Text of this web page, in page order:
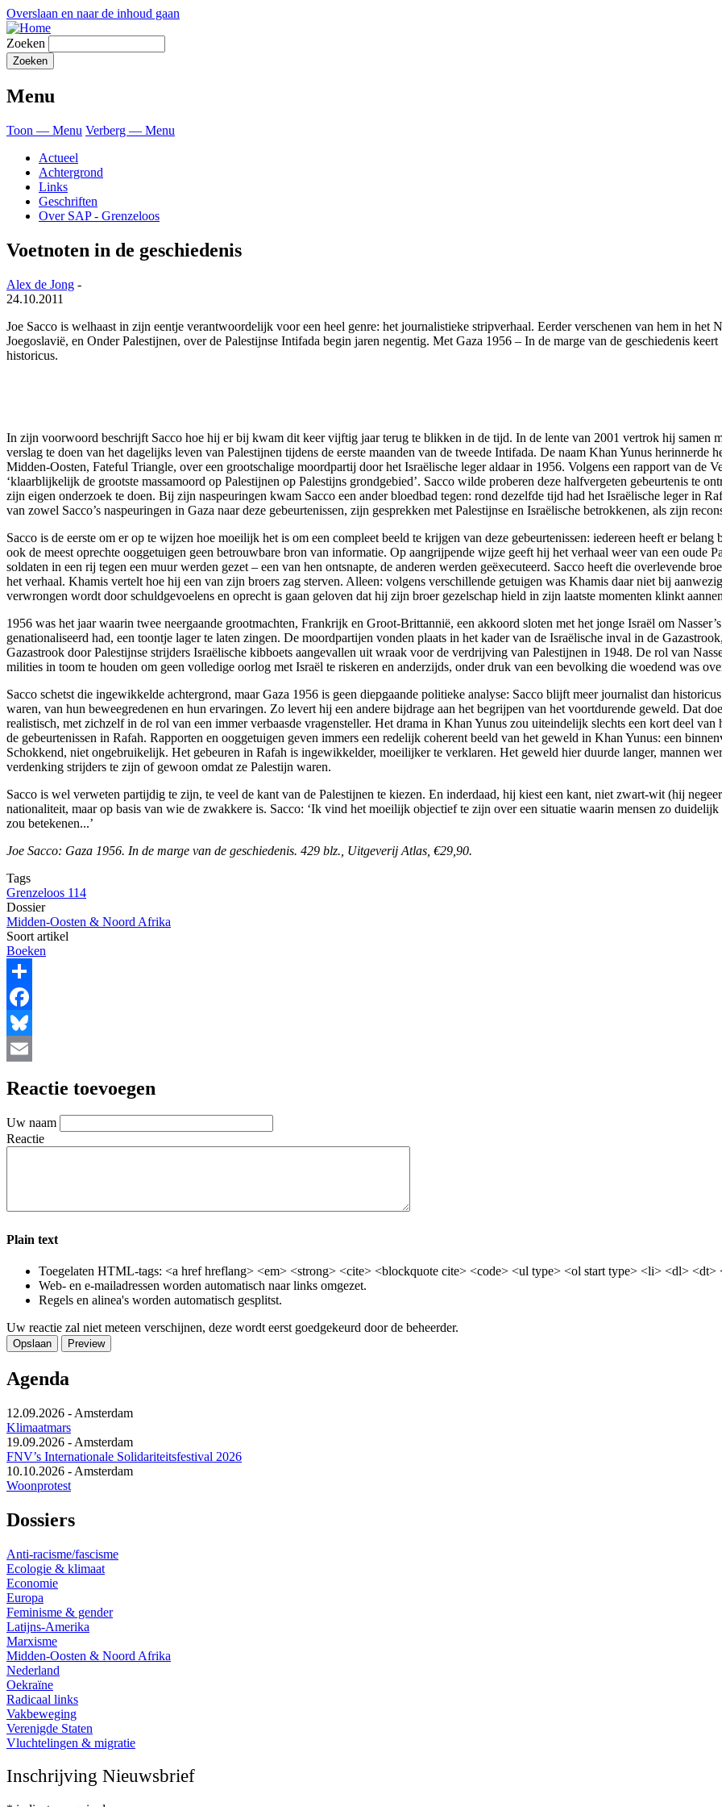
Overslaan en naar de inhoud gaan
Zoeken
Menu
Toon — Menu Verberg — Menu
Actueel
Achtergrond
Links
Geschriften
Over SAP - Grenzeloos
Voetnoten in de geschiedenis
Alex de Jong -
24.10.2011
Joe Sacco is welhaast in zijn eentje verantwoordelijk voor een heel genre: het journalistieke stripverhaal. Eerder verschenen van hem in het
Joegoslavië, en Onder Palestijnen, over de Palestijnse Intifada begin jaren negentig. Met Gaza 1956 – In de marge van de geschiedenis
historicus.
In zijn voorwoord beschrijft Sacco hoe hij er bij kwam dit keer vijftig jaar terug te blikken in de tijd. In de lente van 2001 vertrok hij samen
verslag te doen van het dagelijks leven van Palestijnen tijdens de eerste maanden van de tweede Intifada. De naam Khan Yunus herinnerde
Midden-Oosten, Fateful Triangle, over een grootschalige moordpartij door het Israëlische leger aldaar in 1956. Volgens een rapport van de
‘klaarblijkelijk de grootste massamoord op Palestijnen op Palestijns grondgebied’. Sacco wilde proberen deze halfvergeten gebeurtenis te
zijn eigen onderzoek te doen. Bij zijn naspeuringen kwam Sacco een ander bloedbad tegen: rond dezelfde tijd had het Israëlische leger in
van zowel Sacco’s naspeuringen in Gaza naar deze gebeurtenissen, zijn gesprekken met Palestijnse en Israëlische betrokkenen, als zijn
Sacco is de eerste om er op te wijzen hoe moeilijk het is om een compleet beeld te krijgen van deze gebeurtenissen: iedereen heeft er
ook de meest oprechte ooggetuigen geen betrouwbare bron van informatie. Op aangrijpende wijze geeft hij het verhaal weer van een oude
soldaten in een rij tegen een muur werden gezet – een van hen ontsnapte, de anderen werden geëxecuteerd. Sacco heeft die overlevende
het verhaal. Khamis vertelt hoe hij een van zijn broers zag sterven. Alleen: volgens verschillende getuigen was Khamis daar niet bij
verwrongen wordt door schuldgevoelens en oprecht is gaan geloven dat hij zijn broer gezelschap hield in zijn laatste momenten klinkt
1956 was het jaar waarin twee neergaande grootmachten, Frankrijk en Groot-Brittannië, een akkoord sloten met het jonge Israël om
genationaliseerd had, een toontje lager te laten zingen. De moordpartijen vonden plaats in het kader van de Israëlische inval in de
Gazastrook door Palestijnse strijders Israëlische kibboets aangevallen uit wraak voor de verdrijving van Palestijnen in 1948. De rol van
milities in toom te houden om geen volledige oorlog met Israël te riskeren en anderzijds, onder druk van een bevolking die woedend was
Sacco schetst die ingewikkelde achtergrond, maar Gaza 1956 is geen diepgaande politieke analyse: Sacco blijft meer journalist dan
waren, van hun beweegredenen en hun ervaringen. Zo levert hij een andere bijdrage aan het begrijpen van het voortdurende geweld. Dat
realistisch, met zichzelf in de rol van een immer verbaasde vragensteller. Het drama in Khan Yunus zou uiteindelijk slechts een kort deel
de gebeurtenissen in Rafah. Rapporten en ooggetuigen geven immers een redelijk coherent beeld van het geweld in Khan Yunus: een
Schokkend, niet ongebruikelijk. Het gebeuren in Rafah is ingewikkelder, moeilijker te verklaren. Het geweld hier duurde langer, mannen
verdenking strijders te zijn of gewoon omdat ze Palestijn waren.
Sacco is wel verweten partijdig te zijn, te veel de kant van de Palestijnen te kiezen. En inderdaad, hij kiest een kant, niet zwart-wit (hij
nationaliteit, maar op basis van wie de zwakkere is. Sacco: ‘Ik vind het moeilijk objectief te zijn over een situatie waarin mensen zo
zou betekenen...’
Joe Sacco: Gaza 1956. In de marge van de geschiedenis. 429 blz., Uitgeverij Atlas, €29,90.
Tags
Grenzeloos 114
Dossier
Midden-Oosten & Noord Afrika
Soort artikel
Boeken
Share
Facebook
Bluesky
Reactie toevoegen
Uw naam
Reactie
Plain text
Toegelaten HTML-tags: <a href hreflang> <em> <strong> <cite> <blockquote cite> <code> <ul type> <ol start type> <li> <dl> <dt>
Web- en e-mailadressen worden automatisch naar links omgezet.
Regels en alinea's worden automatisch gesplitst.
Uw reactie zal niet meteen verschijnen, deze wordt eerst goedgekeurd door de beheerder.
Agenda
12.09.2026 - Amsterdam
Klimaatmars
19.09.2026 - Amsterdam
FNV’s Internationale Solidariteitsfestival 2026
10.10.2026 - Amsterdam
Woonprotest
Dossiers
Anti-racisme/fascisme
Ecologie & klimaat
Economie
Europa
Feminisme & gender
Latijns-Amerika
Marxisme
Midden-Oosten & Noord Afrika
Nederland
Oekraïne
Radicaal links
Vakbeweging
Verenigde Staten
Vluchtelingen & migratie
Inschrijving Nieuwsbrief